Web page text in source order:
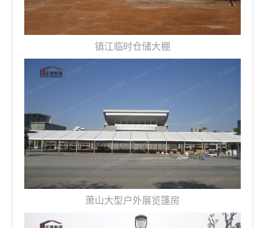
镇江临时仓储大棚
萧山大型户外展览篷房